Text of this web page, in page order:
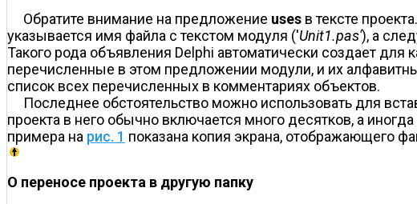
Обратите внимание на предложение uses в тексте
указывается имя файла с текстом модуля ('Unit1.pas'), а
Такого рода объявления Delphi автоматически создает
перечисленные в этом предложении модули, и их
список всех перечисленных в комментариях объектов.
Последнее обстоятельство можно использовать для
проекта в него обычно включается много десятков, а
примера на рис. 1 показана копия экрана, отображающего
О переносе проекта в другую папку